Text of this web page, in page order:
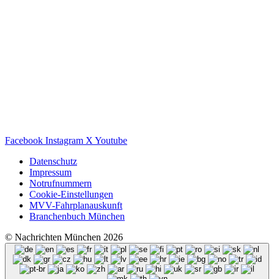
Facebook Instagram X Youtube
Datenschutz
Impressum
Notrufnummern
Cookie-Einstellungen
MVV-Fahrplanauskunft
Branchenbuch München
© Nachrichten München 2026